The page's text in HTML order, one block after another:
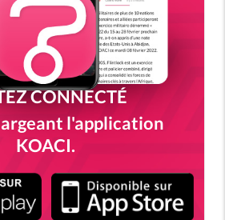
CONNECTÉ
l'application
KOACI.